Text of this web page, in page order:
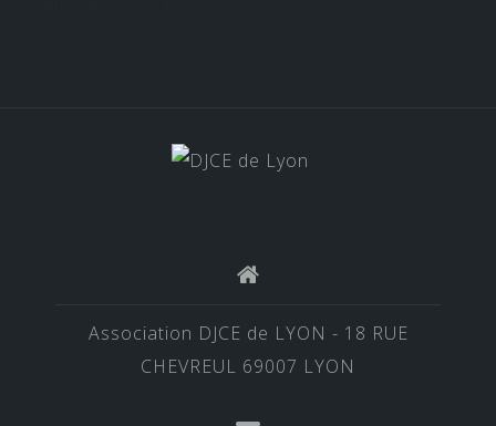
Association DJCE de LYON - 18 RUE
CHEVREUL 69007 LYON